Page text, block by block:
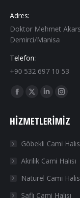
Adres:
Doktor Mehmet
Demirci/Manisa
Telefon:
+90 532 697 10 53
Find us on:
Facebook
opens
new
window
X
opens
new
window
Linkedin
opens
new
window
opens
new
window
HIZMETLERIMIZ
Göbekli Cami
Akrilik Cami Halısı
Naturel Cami
Saflı Cami Halısı